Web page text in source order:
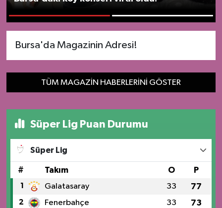
Bursa'da Magazinin Adresi!
TÜM MAGAZIN HABERLERINI GÖSTER
Süper Lig Puan Durumu
Süper Lig
# Takım O P
1 Galatasaray 33 77
2 Fenerbahçe 33 73
Sağlık
Siyaset
Teknoloji
Türkiye